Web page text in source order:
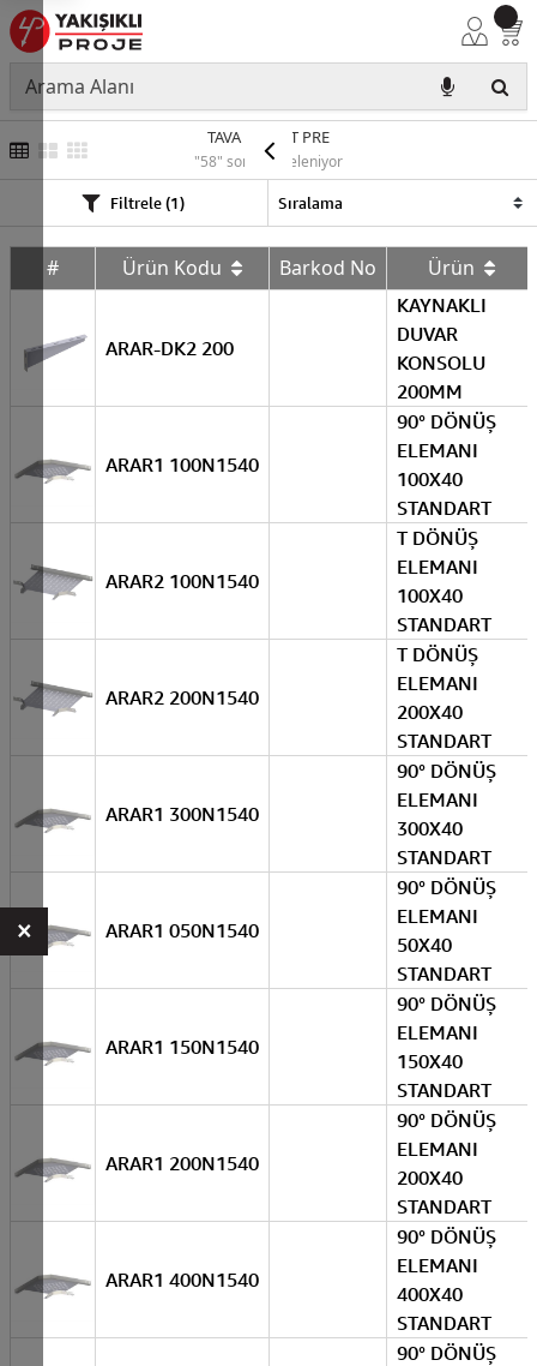
TAVA APARAT PRE
"58" sonuç listeleniyor
Filtrele (1)
# Ürün Kodu Barkod No Ürün
ARAR-DK2 200
KAYNAKLI
DUVAR
KONSOLU
200MM
ARAR1 100N1540
90° DÖNÜŞ
ELEMANI
100X40
STANDART
ARAR2 100N1540
T DÖNÜŞ
ELEMANI
100X40
STANDART
ARAR2 200N1540
T DÖNÜŞ
ELEMANI
200X40
STANDART
ARAR1 300N1540
90° DÖNÜŞ
ELEMANI
300X40
STANDART
ARAR1 050N1540
90° DÖNÜŞ
ELEMANI
50X40
STANDART
ARAR1 150N1540
90° DÖNÜŞ
ELEMANI
150X40
STANDART
ARAR1 200N1540
90° DÖNÜŞ
ELEMANI
200X40
STANDART
ARAR1 400N1540
90° DÖNÜŞ
ELEMANI
400X40
STANDART
90° DÖNÜŞ
×